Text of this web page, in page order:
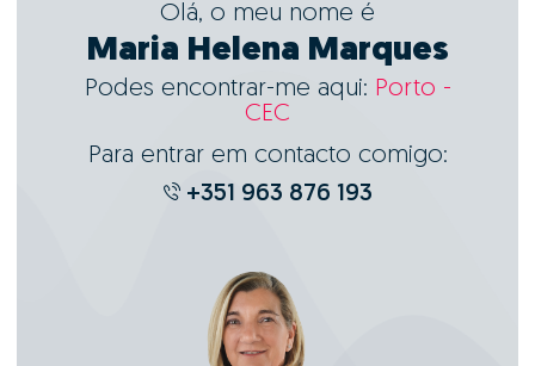
Olá, o meu nome é
Maria Helena Marques
Podes encontrar-me aqui: Porto -
CEC
Para entrar em contacto comigo:
+351 963 876 193